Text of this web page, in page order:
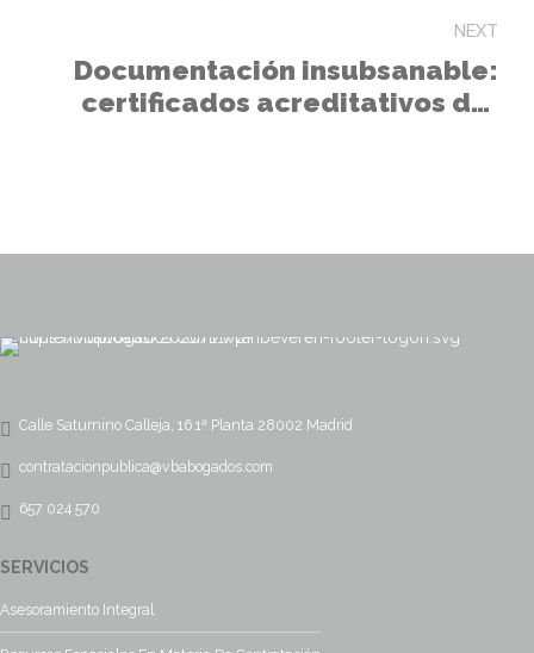
NEXT
Documentación insubsanable:
certificados acreditativos del
Calle Saturnino Calleja, 16 1ª Planta 28002 Madrid
contratacionpublica@vbabogados.com
657 024 570
SERVICIOS
Asesoramiento Integral